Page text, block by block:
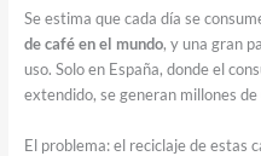
Se estima que cada día se
de café en el mundo, y una gran
uso. Solo en España, donde el
extendido, se generan millones de
El problema: el reciclaje de estas